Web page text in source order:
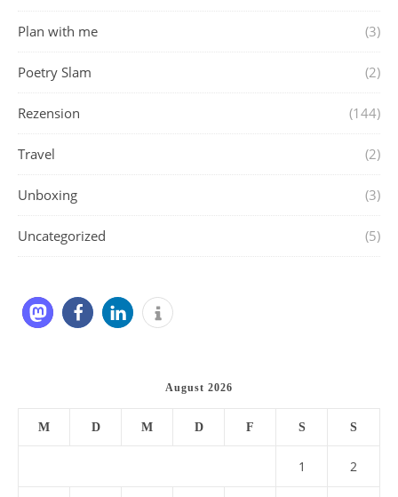
Plan with me (3)
Poetry Slam (2)
Rezension (144)
Travel (2)
Unboxing (3)
Uncategorized (5)
August 2026
M D M D F S S
1 2